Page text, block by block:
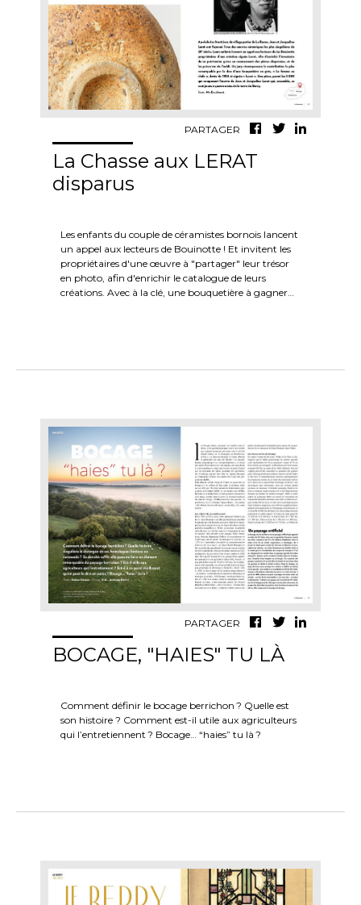
La Chasse aux LERAT
disparus
PARTAGER
Les enfants du couple de céramistes bornois lancent
un appel aux lecteurs de Bouinotte ! Et invitent les
propriétaires d'une œuvre à "partager" leur trésor
en photo, afin d'enrichir le catalogue de leurs
créations. Avec à la clé, une bouquetière à gagner…
BOCAGE, "HAIES" TU LÀ
PARTAGER
Comment définir le bocage berrichon ? Quelle est
son histoire ? Comment est-il utile aux agriculteurs
qui l’entretiennent ? Bocage… “haies” tu là ?